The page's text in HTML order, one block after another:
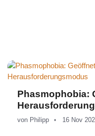
Phasmophobia:
von Philipp 16 Nov